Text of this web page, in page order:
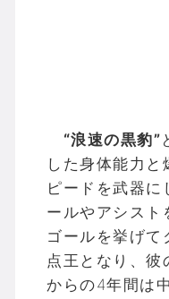
“浪速の黒豹”
した身体能力と
ピードを武器
ールやアシス
ゴールを挙げて
点王となり、彼
からの4年間は